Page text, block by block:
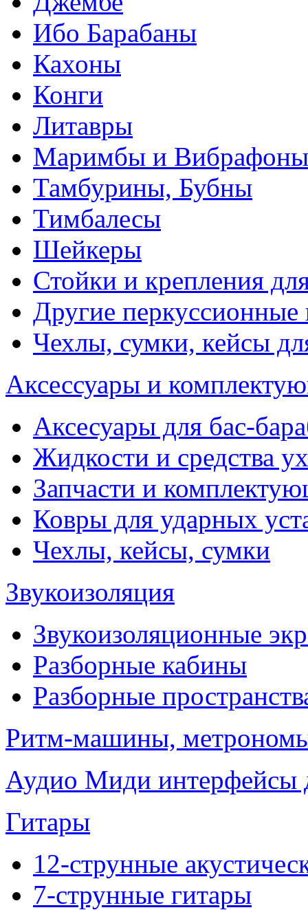
Ибо Барабаны
Кахоны
Конги
Литавры
Маримбы и Вибрафоны
Тамбурины, Бубны
Тимбалесы
Шейкеры
Стойки и крепления
Другие
Чехлы, сумки, кейсы
Аксессуары и
Аксесуары для бас-
Жидкости и средства
Запчасти и
Ковры для ударных
Чехлы, кейсы, сумки
Звукоизоляция
Звукоизоляционные
Разборные кабины
Разборные
Ритм-машины,
Аудио Миди интерфейсы
Гитары
12-струнные
7-струнные гитары